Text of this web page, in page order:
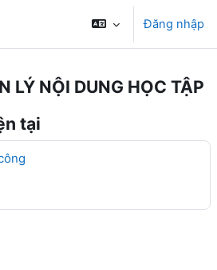
Đăng nhập
LÝ NỘI DUNG HỌC TẬP
tại